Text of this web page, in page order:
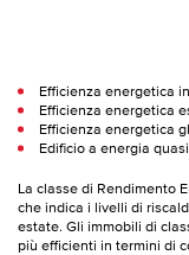
Efficienza energetica
Efficienza energetica
Efficienza energetica
Edificio a energia
La classe di Rendimento
che indica i livelli di
estate. Gli immobili di
più efficienti in termini di